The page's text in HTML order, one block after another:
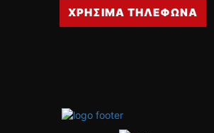
ΧΡΗΣΙΜΑ ΤΗΛΕΦΩΝΑ